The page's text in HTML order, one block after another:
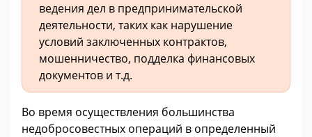
ведения дел в предпринимательской
деятельности, таких как нарушение
условий заключенных контрактов,
мошенничество, подделка финансовых
документов и т.д.
Во время осуществления большинства
недобросовестных операций в определенный